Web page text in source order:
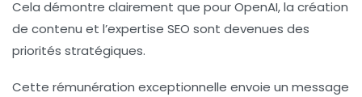
Cela démontre clairement que pour OpenAI, la création
de contenu et l’expertise SEO sont devenues des
priorités stratégiques.
Cette rémunération exceptionnelle envoie un message